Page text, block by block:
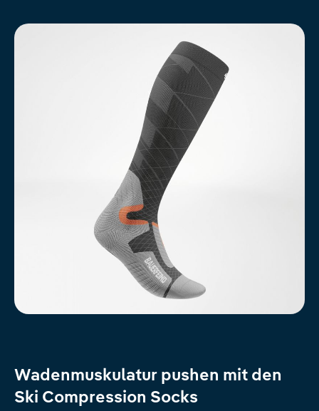
Wadenmuskulatur pushen mit den
Ski Compression Socks